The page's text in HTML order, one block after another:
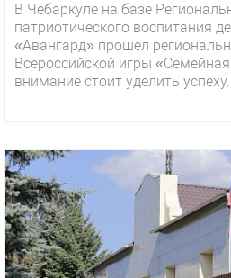
В Чебаркуле на базе
патриотического воспитания
«Авангард» прошёл
Всероссийской игры
внимание стоит уделить